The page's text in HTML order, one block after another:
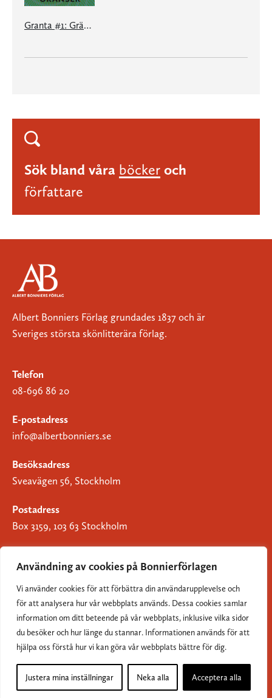
Användning av cookies på Bonnierförlagen
Vi använder cookies för att förbättra din användarupplevelse och
för att analysera hur vår webbplats används. Dessa cookies samlar
information om ditt beteende på vår webbplats, inklusive vilka sidor
du besöker och hur länge du stannar. Informationen används för att
hjälpa oss förstå hur vi kan göra vår webbplats bättre för dig.
Justera mina inställningar Neka alla Acceptera alla
Granta #1: Gränser
Sök bland våra böcker och
författare
Albert Bonniers Förlag grundades 1837 och är
Sveriges största skönlitterära förlag.
Telefon
08-696 86 20
E-postadress
info@albertbonniers.se
Besöksadress
Sveavägen 56, Stockholm
Postadress
Box 3159, 103 63 Stockholm
Om Bonnierförlagen
Cookies
Integritetspolicy